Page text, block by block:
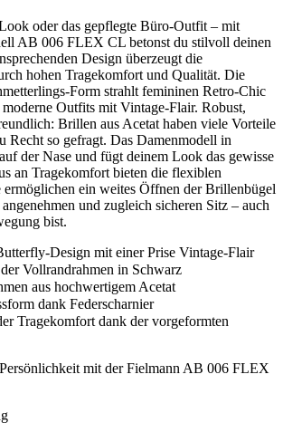
oder das gepflegte Büro-Outfit – mit
AB 006 FLEX CL betonst du stilvoll deinen
Design überzeugt die
hohen Tragekomfort und Qualität. Die
Form strahlt femininen Retro-Chic
Outfits mit Vintage-Flair. Robust,
Brillen aus Acetat haben viele Vorteile
Recht so gefragt. Das Damenmodell in
der Nase und fügt deinem Look das gewisse
an Tragekomfort bieten die flexiblen
ermöglichen ein weites Öffnen der Brillenbügel
und zugleich sicheren Sitz – auch
bist.
Design mit einer Prise Vintage-Flair
Vollrandrahmen in Schwarz
aus hochwertigem Acetat
dank Federscharnier
Tragekomfort dank der vorgeformten
mit der Fielmann AB 006 FLEX